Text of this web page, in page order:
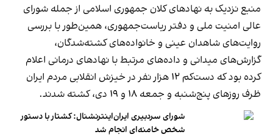
منبع نزدیک به نهادهای کلان جمهوری اسلامی از جمله شورای
عالی امنیت ملی و دفتر ریاست‌جمهوری، همین‌طور با بررسی
روایت‌های شاهدان عینی و خانواده‌های کشته‌شدگان،
گزارش‌های میدانی و داده‌های مرتبط با نهادهای درمانی اعلام
کرده بود که دست‌کم ۱۲ هزار نفر در خیزش انقلابی مردم ایران
ظرف روزهای پنج‌شنبه و جمعه ۱۸ و ۱۹ دی، کشته شدند.
شورای سردبیری ایران‌اینترنشنال: کشتار با دستور
شخص خامنه‌ای انجام شد